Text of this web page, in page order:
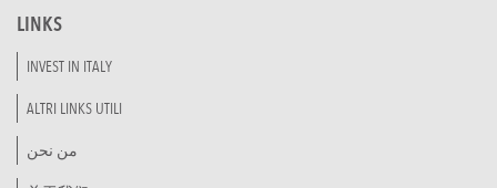
LINKS
INVEST IN ITALY
ALTRI LINKS UTILI
من نحن